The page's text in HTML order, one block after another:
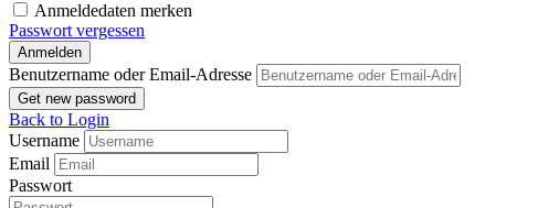
Anmeldedaten merken
Passwort vergessen
Anmelden
Benutzername oder Email-Adresse
Get new password
Back to Login
Username
Email
Passwort